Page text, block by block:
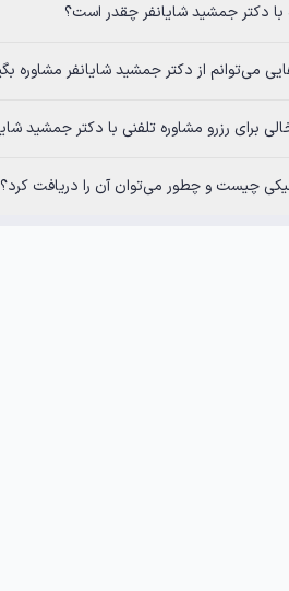
شایانفر چقدر است؟
از دکتر جمشید شایانفر مشاوره بگیرم؟
رزرو مشاوره تلفنی با دکتر جمشید شایانفر چه زمانی است؟
چیست و چطور می‌توان آن را دریافت کرد؟